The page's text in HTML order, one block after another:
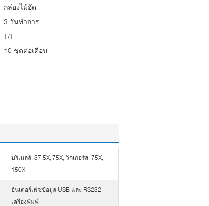
กล่องไม้อัด
3 วันทำการ
T/T
10 ชุดต่อเดือน
บริเนลล์: 37.5X, 75X; วิกเกอร์ส: 75X,
150X
อินเตอร์เฟซข้อมูล USB และ RS232
เครื่องพิมพ์